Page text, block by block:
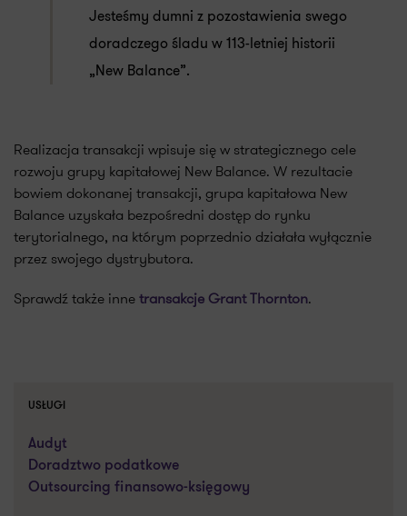
Jesteśmy dumni z pozostawienia swego
doradczego śladu w 113-letniej historii
„New Balance”.
Realizacja transakcji wpisuje się w strategicznego cele
rozwoju grupy kapitałowej New Balance. W rezultacie
bowiem dokonanej transakcji, grupa kapitałowa New
Balance uzyskała bezpośredni dostęp do rynku
terytorialnego, na którym poprzednio działała wyłącznie
przez swojego dystrybutora.
Sprawdź także innetransakcje Grant Thornton.
USŁUGI
Audyt
Doradztwo podatkowe
Outsourcing finansowo-księgowy